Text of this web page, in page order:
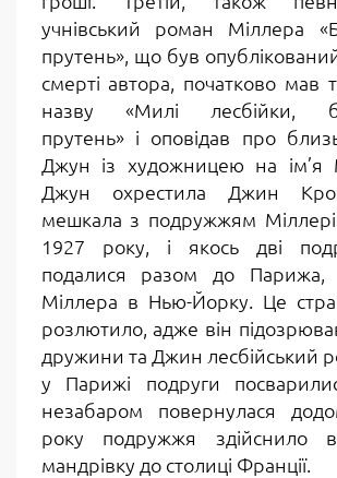
учнівський роман Міллера
прутень», що був
смерті автора, початково мав
назву «Милі лесбійки,
прутень» і оповідав про
Джун із художницею на ім’я
Джун охрестила Джин
мешкала з подружжям
1927 року, і якось дві
подалися разом до Парижа,
Міллера в Нью-Йорку. Це
розлютило, адже він
дружини та Джин лесбійський
у Парижі подруги
незабаром повернулася
року подружжя здійснило
мандрівку до столиці Франції.